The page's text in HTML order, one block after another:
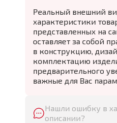
Реальный внешний
характеристики
представленных на
оставляет за собой
в конструкцию,
комплектацию
предварительного
важные для Вас
Нашли ошибку в
описании?